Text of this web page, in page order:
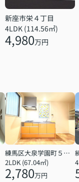
新座市栄４丁目
4LDK (114.56㎡)
4,980万円
練馬区大泉学園町５丁目
2LDK (67.04㎡)
2,780万円